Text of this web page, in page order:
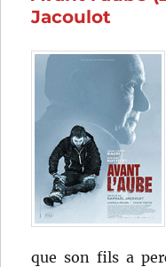
Jacoulot
que son fils a